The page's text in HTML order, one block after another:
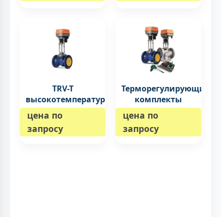
TRV-T
высокотемпературные
цена по
запросу
Терморегулирующие
комплекты
цена по
запросу